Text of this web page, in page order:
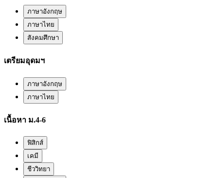
ภาษาอังกฤษ
ภาษาไทย
สังคมศึกษา
เตรียมอุดมฯ
ภาษาอังกฤษ
ภาษาไทย
เนื้อหา ม.4-6
ฟิสิกส์
เคมี
ชีววิทยา